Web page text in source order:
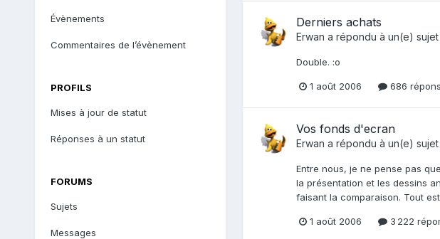
Évènements
Commentaires de l’évènement
PROFILS
Mises à jour de statut
Réponses à un statut
FORUMS
Sujets
Messages
Derniers achats
Erwan a répondu à un(e)
Double. :o
1 août 2006 686
Vos fonds d'ecran
Erwan a répondu à un(e)
Entre nous, je ne pense pas
la présentation et les dessins
faisant la comparaison. Tout
1 août 2006 3 222